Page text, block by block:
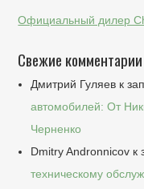
Официальный дилер
Свежие комментарии
Дмитрий Гуляев к
автомобилей: От
Черненко
Dmitry Andronnicov к
техническому